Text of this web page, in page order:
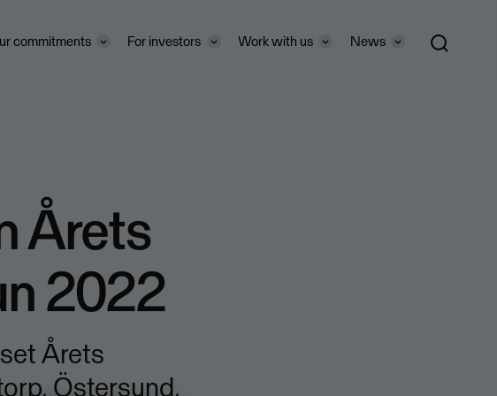
commitments For investors Work with us News
Årets
2022
Årets
Östersund,